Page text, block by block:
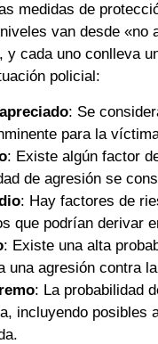
medidas de
van desde «no
y cada uno conlleva
policial:
: Se
para la
: Existe algún factor
de agresión se
: Hay factores de
que podrían derivar
: Existe una alta
una agresión contra
: La probabilidad
incluyendo posibles